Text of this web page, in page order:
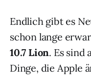
Endlich gibt es
schon lange
10.7 Lion. Es sind
Dinge, die Apple